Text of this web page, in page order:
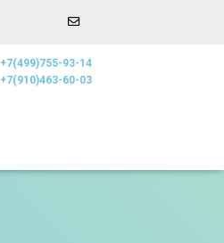
+7(499)755-93-14
+7(910)463-60-03